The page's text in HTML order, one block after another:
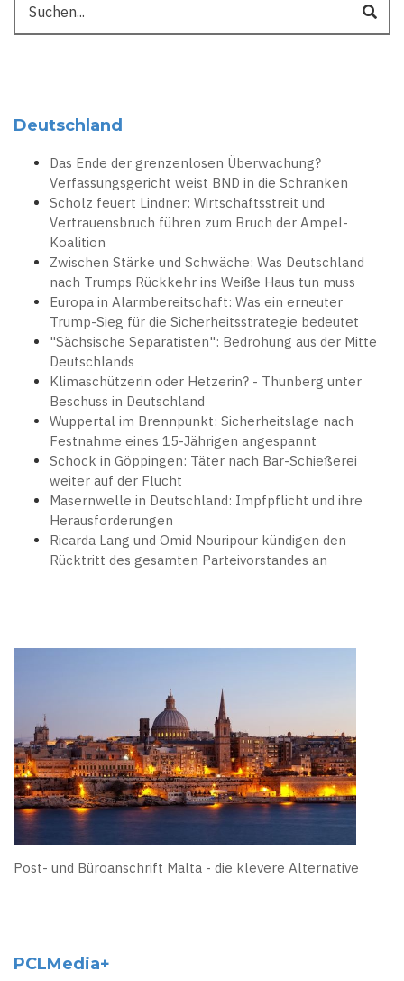
Deutschland
Das Ende der grenzenlosen Überwachung?
Verfassungsgericht weist BND in die Schranken
Scholz feuert Lindner: Wirtschaftsstreit und
Vertrauensbruch führen zum Bruch der Ampel-
Koalition
Zwischen Stärke und Schwäche: Was Deutschland
nach Trumps Rückkehr ins Weiße Haus tun muss
Europa in Alarmbereitschaft: Was ein erneuter
Trump-Sieg für die Sicherheitsstrategie bedeutet
"Sächsische Separatisten": Bedrohung aus der Mitte
Deutschlands
Klimaschützerin oder Hetzerin? - Thunberg unter
Beschuss in Deutschland
Wuppertal im Brennpunkt: Sicherheitslage nach
Festnahme eines 15-Jährigen angespannt
Schock in Göppingen: Täter nach Bar-Schießerei
weiter auf der Flucht
Masernwelle in Deutschland: Impfpflicht und ihre
Herausforderungen
Ricarda Lang und Omid Nouripour kündigen den
Rücktritt des gesamten Parteivorstandes an
Post- und Büroanschrift Malta - die klevere Alternative
PCLMedia+